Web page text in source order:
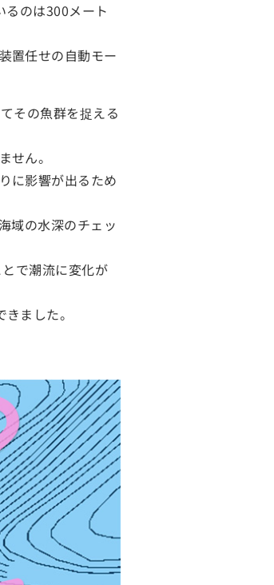
るのは300メート
置任せの自動モー
その魚群を捉える
せん。
に影響が出るため
域の水深のチェッ
で潮流に変化が
ました。